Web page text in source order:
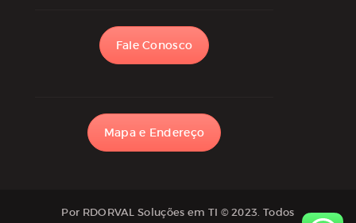
Fale Conosco
Mapa e Endereço
Por RDORVAL Soluções em TI © 2023. Todos